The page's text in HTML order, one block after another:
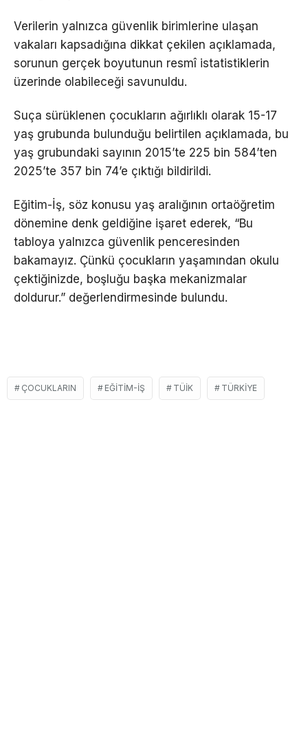
Verilerin yalnızca güvenlik birimlerine ulaşan
vakaları kapsadığına dikkat çekilen açıklamada,
sorunun gerçek boyutunun resmî istatistiklerin
üzerinde olabileceği savunuldu.
Suça sürüklenen çocukların ağırlıklı olarak 15-17
yaş grubunda bulunduğu belirtilen açıklamada, bu
yaş grubundaki sayının 2015’te 225 bin 584’ten
2025’te 357 bin 74’e çıktığı bildirildi.
Eğitim-İş, söz konusu yaş aralığının ortaöğretim
dönemine denk geldiğine işaret ederek, “Bu
tabloya yalnızca güvenlik penceresinden
bakamayız. Çünkü çocukların yaşamından okulu
çektiğinizde, boşluğu başka mekanizmalar
doldurur.” değerlendirmesinde bulundu.
ÇOCUKLARIN EĞITIM-İŞ TÜIK TÜRKIYE